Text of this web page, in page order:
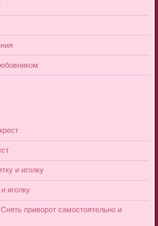
и иголку
иголку
приворот самостоятельно и